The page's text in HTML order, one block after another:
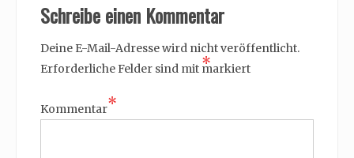
Schreibe einen Kommentar
Deine E-Mail-Adresse wird nicht veröffentlicht.
Erforderliche Felder sind mit *
markiert
Kommentar*